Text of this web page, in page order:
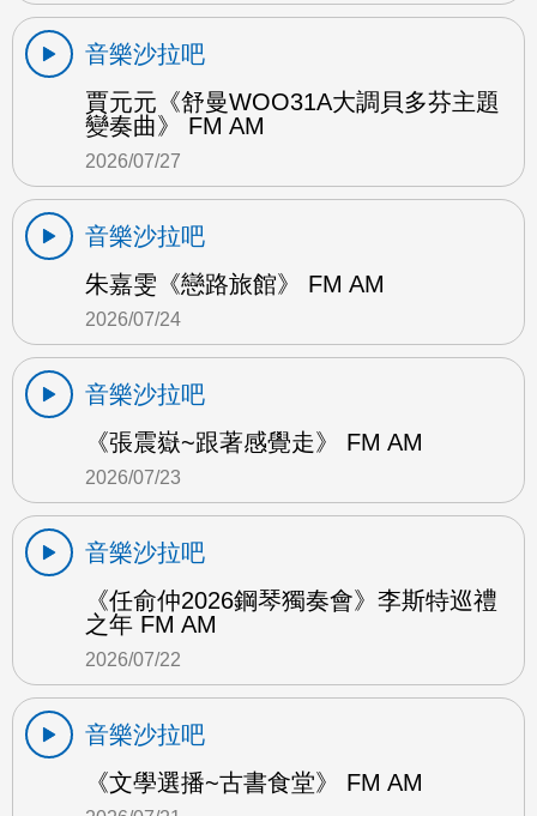
音樂沙拉吧
賈元元《舒曼WOO31A大調貝多芬主題
變奏曲》 FM AM
2026/07/27
音樂沙拉吧
朱嘉雯《戀路旅館》 FM AM
2026/07/24
音樂沙拉吧
《張震嶽~跟著感覺走》 FM AM
2026/07/23
音樂沙拉吧
《任俞仲2026鋼琴獨奏會》李斯特巡禮
之年 FM AM
2026/07/22
音樂沙拉吧
《文學選播~古書食堂》 FM AM